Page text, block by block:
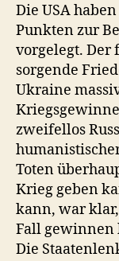
Die USA
Punkten zur
vorgelegt. Der
sorgende
Ukraine
zweifellos
Toten
Krieg geben
kann, war
Fall gewinnen
Die